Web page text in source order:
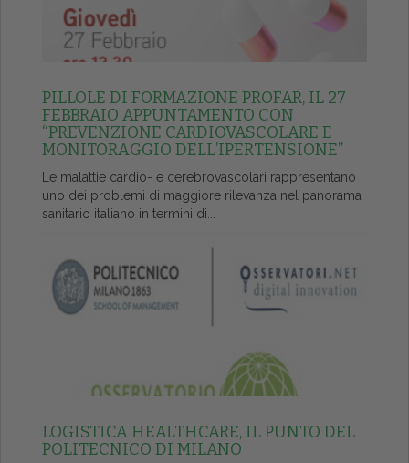
PILLOLE DI FORMAZIONE PROFAR, IL 27
FEBBRAIO APPUNTAMENTO CON
“PREVENZIONE CARDIOVASCOLARE E
MONITORAGGIO DELL’IPERTENSIONE”
Le malattie cardio- e cerebrovascolari rappresentano
uno dei problemi di maggiore rilevanza nel panorama
sanitario italiano in termini di...
LOGISTICA HEALTHCARE, IL PUNTO DEL
POLITECNICO DI MILANO